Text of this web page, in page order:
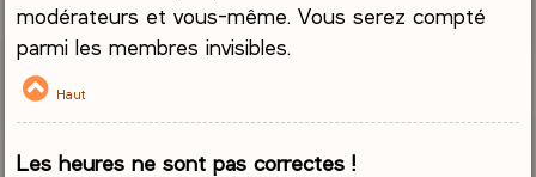
modérateurs et vous-même. Vous serez compté
parmi les membres invisibles.
Haut
Les heures ne sont pas correctes !